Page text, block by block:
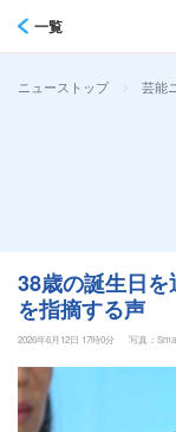
一覧
ニューストップ > 芸能
38歳の誕生日を
を指摘する声
2026年6月12日 17時0分
写真：